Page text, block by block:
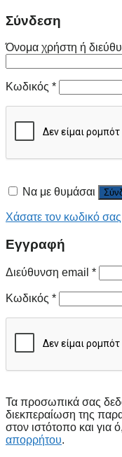
Σύνδεση
Όνομα χρήστη ή
Κωδικός *
Να με θυμάσαι
Χάσατε τον κωδικό
Εγγραφή
Διεύθυνση email *
Κωδικός *
Τα προσωπικά σας
διεκπεραίωση της
στον ιστότοπο και για
απορρήτου.